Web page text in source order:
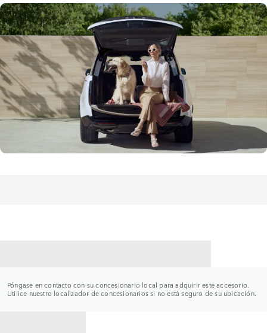
Póngase en contacto con su concesionario local para adquirir este accesorio.
Utilice nuestro localizador de concesionarios si no está seguro de su ubicación.